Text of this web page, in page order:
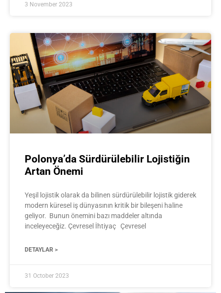
3 November 2023
Polonya’da Sürdürülebilir Lojistiğin
Artan Önemi
Yeşil lojistik olarak da bilinen sürdürülebilir lojistik giderek
modern küresel iş dünyasının kritik bir bileşeni haline
geliyor. Bunun önemini bazı maddeler altında
inceleyeceğiz. Çevresel İhtiyaç Çevresel
DETAYLAR >
31 October 2023